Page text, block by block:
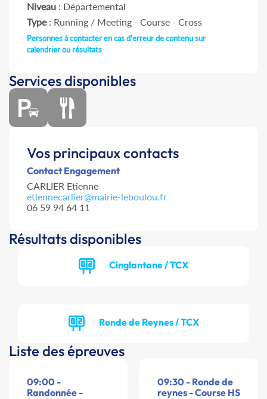
Niveau : Départemental
Type: Running / Meeting - Course - Cross
Personnes à contacter en cas d'erreur de contenu sur
calendrier ou résultats
Services disponibles
Vos principaux contacts
Contact Engagement
CARLIER Etienne
etiennecarlier@mairie-leboulou.fr
06 59 94 64 11
Résultats disponibles
Cinglantane / TCX
Ronde de Reynes / TCX
Liste des épreuves
09:00 -
Randonnée -
09:30 - Ronde de
reynes - Course HS